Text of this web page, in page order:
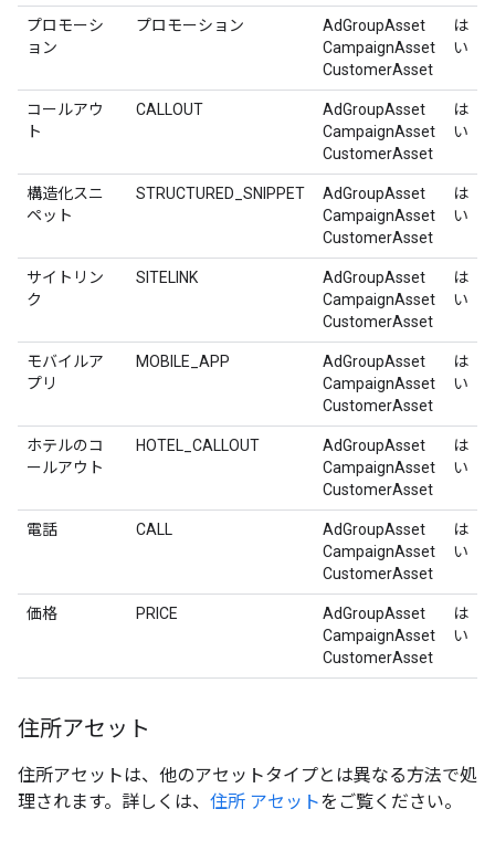
プロモーシ
ョン
プロモーション
AdGroupAsset
CampaignAsset
CustomerAsset
は
い
コールアウ
ト
CALLOUT
AdGroupAsset
CampaignAsset
CustomerAsset
は
い
構造化スニ
ペット
STRUCTURED_SNIPPET
AdGroupAsset
CampaignAsset
CustomerAsset
は
い
サイトリン
ク
SITELINK
AdGroupAsset
CampaignAsset
CustomerAsset
は
い
モバイルア
プリ
MOBILE_APP
AdGroupAsset
CampaignAsset
CustomerAsset
は
い
ホテルのコ
ールアウト
HOTEL_CALLOUT
AdGroupAsset
CampaignAsset
CustomerAsset
は
い
電話 CALL
AdGroupAsset
CampaignAsset
CustomerAsset
は
い
価格 PRICE
AdGroupAsset
CampaignAsset
CustomerAsset
は
い
住所アセット
住所アセットは、他のアセットタイプとは異なる方法で処
理されます。詳しくは、 住所 アセットをご覧ください。